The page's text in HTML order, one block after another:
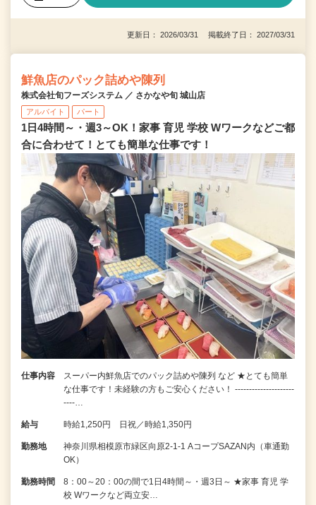
更新日： 2026/03/31 掲載終了日： 2027/03/31
鮮魚店のパック詰めや陳列
株式会社旬フーズシステム ／ さかなや旬 城山店
アルバイト パート
1日4時間～・週3～OK！家事 育児 学校 Wワークなどご都
合に合わせて！とても簡単な仕事です！
仕事内容
スーパー内鮮魚店でのパック詰めや陳列 など ★とても簡単
な仕事です！未経験の方もご安心ください！ ---------------------
----…
給与 時給1,250円 日祝／時給1,350円
勤務地
神奈川県相模原市緑区向原2-1-1 AコープSAZAN内（車通勤
OK）
勤務時間
8：00～20：00の間で1日4時間～・週3日～ ★家事 育児 学
校 Wワークなど両立安…